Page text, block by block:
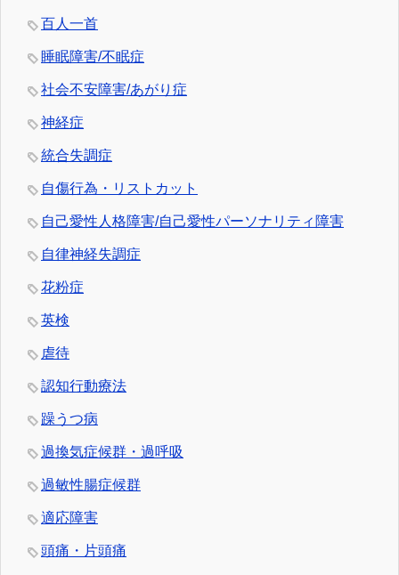
百人一首
睡眠障害/不眠症
社会不安障害/あがり症
神経症
統合失調症
自傷行為・リストカット
自己愛性人格障害/自己愛性パーソナリティ障害
自律神経失調症
花粉症
英検
虐待
認知行動療法
躁うつ病
過換気症候群・過呼吸
過敏性腸症候群
適応障害
頭痛・片頭痛